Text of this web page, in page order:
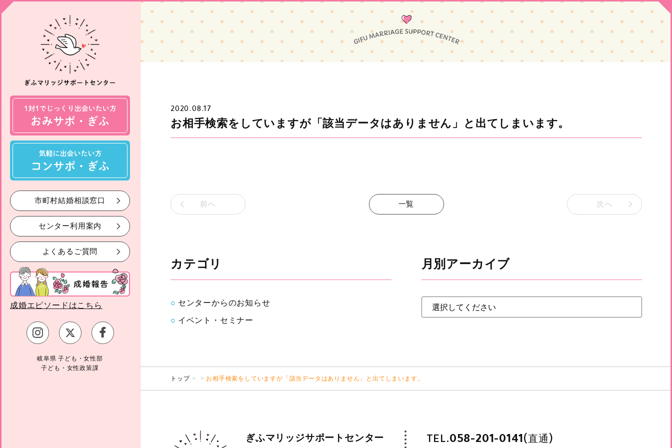
市町村結婚相談窓口
センター利用案内
よくあるご質問
成婚エピソードはこちら
岐阜県 子ども・女性部
子ども・女性政策課
2020.08.17
お相手検索をしていますが「該当データはありません」と出てしまいます。
前へ 一覧 次へ
カテゴリ
センターからのお知らせ
イベント・セミナー
月別アーカイブ
トップ お相手検索をしていますが「該当データはありません」と出てしまいます。
ぎふマリッジサポートセンター TEL.058-201-0141(直通)